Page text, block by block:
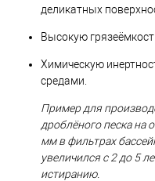
деликатных
Высокую
Химическую
средами.
Пример для
дроблёного песка на
мм в фильтрах
увеличился с 2 до 5
истиранию.